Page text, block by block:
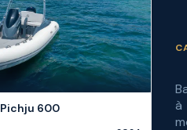
Pichju 600
à